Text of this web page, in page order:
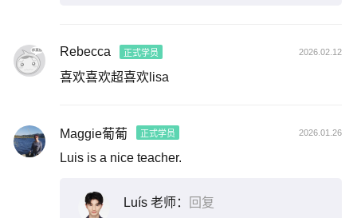
Rebecca 正式学员 2026.02.12
喜欢喜欢超喜欢lisa
Maggie葡葡 正式学员 2026.01.26
Luis is a nice teacher.
Luís 老师：
回复